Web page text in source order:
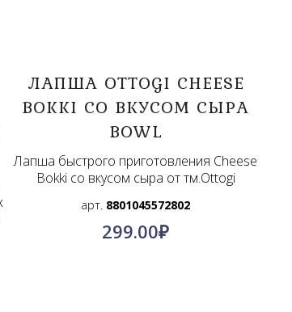
ЛАПША OTTOGI CHEESE
BOKKI СО ВКУСОМ СЫРА
BOWL
Лапша быстрого приготовления Cheese
Bokki со вкусом сыра от тм.Ottogi
арт. 8801045572802
299.00₽